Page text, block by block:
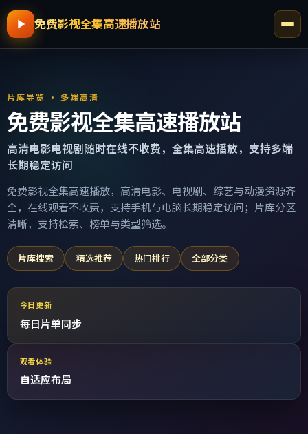
免费影视全集高速播放站
片库导览 · 多端高清
免费影视全集高速播放站
高清电影电视剧随时在线不收费，全集高速播放，支持多端
长期稳定访问
免费影视全集高速播放，高清电影、电视剧、综艺与动漫资源齐
全，在线观看不收费，支持手机与电脑长期稳定访问；片库分区
清晰，支持检索、榜单与类型筛选。
片库搜索 精选推荐 热门排行 全部分类
今日更新
每日片单同步
观看体验
自适应布局